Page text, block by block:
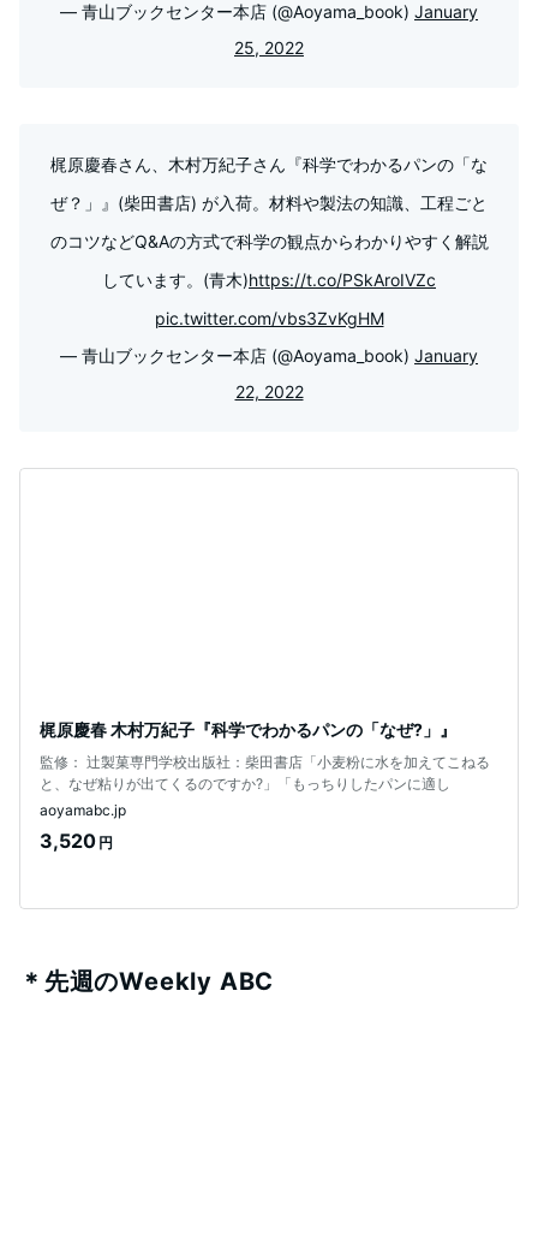
— 青山ブックセンター本店 (@Aoyama_book) January
25, 2022
梶原慶春さん、木村万紀子さん『科学でわかるパンの「な
ぜ？」』(柴田書店) が入荷。材料や製法の知識、工程ごと
のコツなどQ&Aの方式で科学の観点からわかりやすく解説
しています。(青木)https://t.co/PSkAroIVZc
pic.twitter.com/vbs3ZvKgHM
— 青山ブックセンター本店 (@Aoyama_book) January
22, 2022
梶原慶春 木村万紀子『科学でわかるパンの「なぜ?」』
監修： 辻製菓専門学校出版社：柴田書店「小麦粉に水を加えてこねる
と、なぜ粘りが出てくるのですか?」「もっちりしたパンに適し
aoyamabc.jp
3,520 円
＊先週のWeekly ABC